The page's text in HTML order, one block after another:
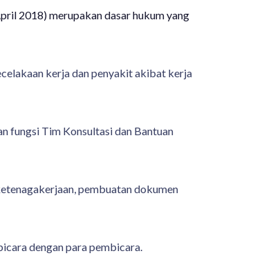
2018) merupakan dasar hukum yang
kerja dan penyakit akibat kerja
fungsi Tim Konsultasi dan Bantuan
pembuatan dokumen
dengan para pembicara.